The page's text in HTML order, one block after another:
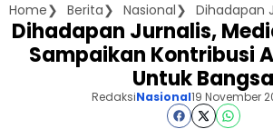
Home Berita Nasional
Dihadapan Jurnalis,
Sampaikan Kontribusi
Untuk Bangsa
RedaksiNasional19 November